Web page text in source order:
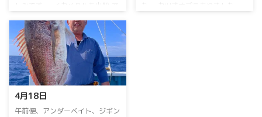
しみです。⁡ ⁡⁡ ⁡イカメタルも出船⁡ ⁡ア
イカ おひとり13～28ハイ⁡⁡ ⁡スルメ
イカ少々⁡でした。 連日乗り合い
大募集中！⁡ ⁡当日予約OK⁡ ⁡よろしく
お願いします 連日乗り合い大募
集中！ ⁡ 詳しくはお電話下さい。
090-3168-1739まで ⁡お盆期間も
連日営業！ 8月15日のイカメタル
便のみ休船いたします。
4月18日
⁡午前便、アンダーベイト、ジギン